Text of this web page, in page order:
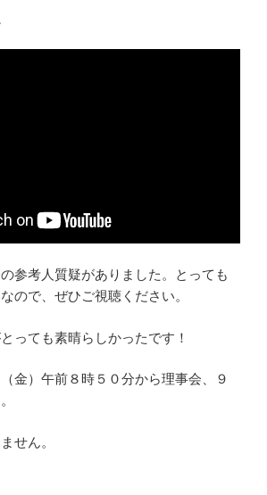
参考人質疑がありました。とっても
ので、ぜひご視聴ください。
っても素晴らしかったです！
金）午前８時５０分から理事会、９
せん。